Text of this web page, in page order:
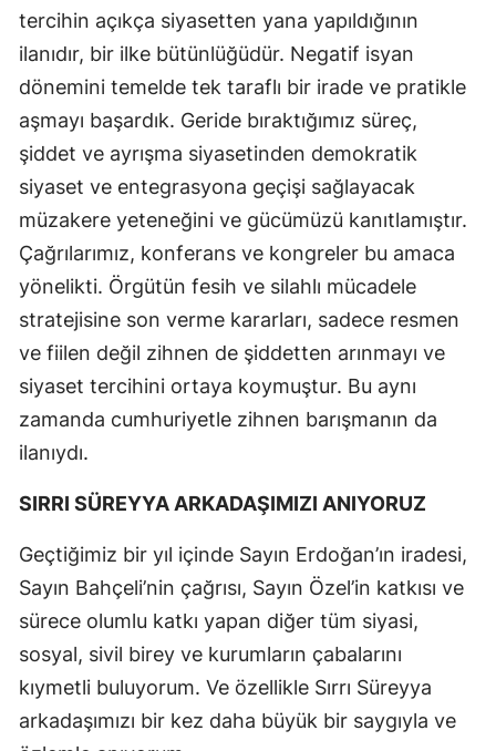
tercihin açıkça siyasetten yana yapıldığının
ilanıdır, bir ilke bütünlüğüdür. Negatif isyan
dönemini temelde tek taraflı bir irade ve pratikle
aşmayı başardık. Geride bıraktığımız süreç,
şiddet ve ayrışma siyasetinden demokratik
siyaset ve entegrasyona geçişi sağlayacak
müzakere yeteneğini ve gücümüzü kanıtlamıştır.
Çağrılarımız, konferans ve kongreler bu amaca
yönelikti. Örgütün fesih ve silahlı mücadele
stratejisine son verme kararları, sadece resmen
ve fiilen değil zihnen de şiddetten arınmayı ve
siyaset tercihini ortaya koymuştur. Bu aynı
zamanda cumhuriyetle zihnen barışmanın da
ilanıydı.
SIRRI SÜREYYA ARKADAŞIMIZI ANIYORUZ
Geçtiğimiz bir yıl içinde Sayın Erdoğan’ın iradesi,
Sayın Bahçeli’nin çağrısı, Sayın Özel’in katkısı ve
sürece olumlu katkı yapan diğer tüm siyasi,
sosyal, sivil birey ve kurumların çabalarını
kıymetli buluyorum. Ve özellikle Sırrı Süreyya
arkadaşımızı bir kez daha büyük bir saygıyla ve